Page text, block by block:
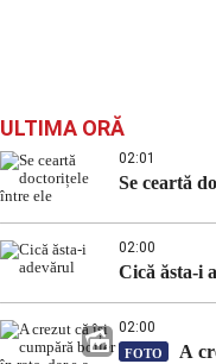
ULTIMA ORĂ
02:01
Se ceartă
02:00
Cică ăsta-i
02:00
FOTO
A